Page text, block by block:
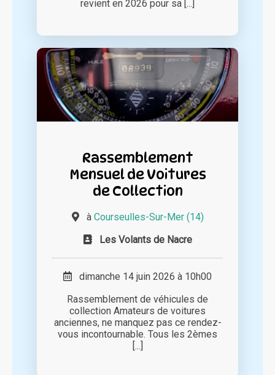
revient en 2026 pour sa [...]
Rassemblement
Mensuel de Voitures
de Collection
à Courseulles-Sur-Mer (14)
Les Volants de Nacre
dimanche 14 juin 2026 à 10h00
Rassemblement de véhicules de
collection Amateurs de voitures
anciennes, ne manquez pas ce rendez-
vous incontournable. Tous les 2èmes
[...]